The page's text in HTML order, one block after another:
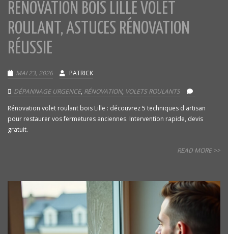
RÉNOVATION BOIS LILLE VOLET
ROULANT, ASTUCES RÉNOVATION
RÉUSSIE
MAI 23, 2026 PATRICK
DÉPANNAGE URGENCE, RÉNOVATION, VOLETS ROULANTS
Rénovation volet roulant bois Lille : découvrez 5 techniques d'artisan
pour restaurer vos fermetures anciennes. Intervention rapide, devis
gratuit.
READ MORE >>